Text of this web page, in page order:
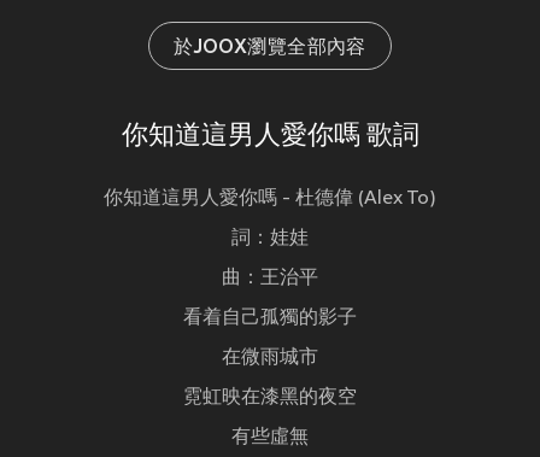
於JOOX瀏覽全部內容
你知道這男人愛你嗎 歌詞
你知道這男人愛你嗎 - 杜德偉 (Alex To)
詞：娃娃
曲：王治平
看着自己孤獨的影子
在微雨城市
霓虹映在漆黑的夜空
有些虛無